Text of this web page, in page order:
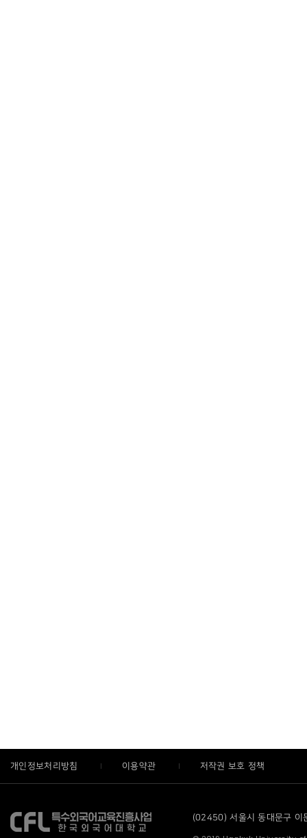
개인정보처리방침 이용약관 저작권 보호 정책
(02450) 서울시 동대문구